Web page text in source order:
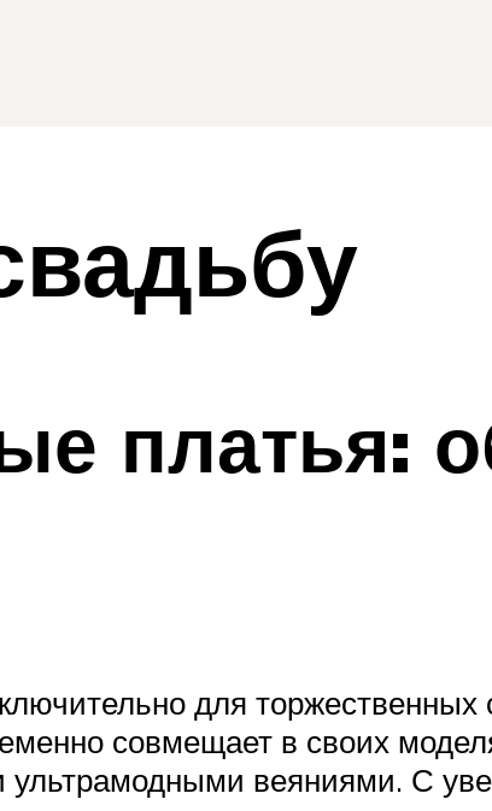
платья:
для торжественных
совмещает в своих
ультрамодными веяниями. С